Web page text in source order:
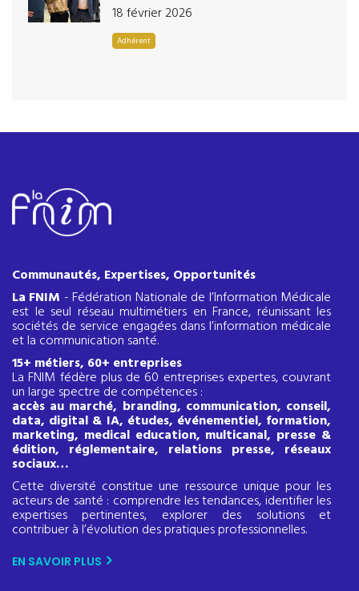
18 février 2026
Adhérent
Communautés, Expertises, Opportunités
La FNIM - Fédération Nationale de l’Information Médicale
est le seul réseau multimétiers en France, réunissant les
sociétés de service engagées dans l’information médicale
et la communication santé.
15+ métiers, 60+ entreprises
La FNIM fédère plus de 60 entreprises expertes, couvrant
un large spectre de compétences :
accès au marché, branding, communication, conseil,
data, digital & IA, études, événementiel, formation,
marketing, medical education, multicanal, presse &
édition, réglementaire, relations presse, réseaux
sociaux…
Cette diversité constitue une ressource unique pour les
acteurs de santé : comprendre les tendances, identifier les
expertises pertinentes, explorer des solutions et
contribuer à l’évolution des pratiques professionnelles.
EN SAVOIR PLUS